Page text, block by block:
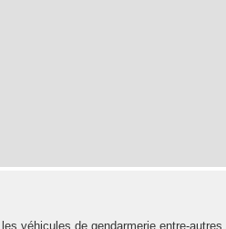
véhicules de gendarmerie entre-autres,